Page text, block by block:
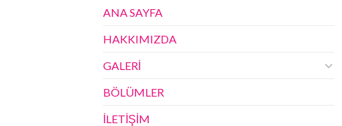
ANA SAYFA
HAKKIMIZDA
GALERİ
BÖLÜMLER
İLETİŞİM